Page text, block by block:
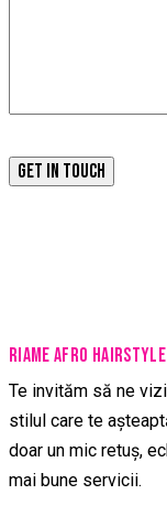
RIAME AFRO HAIRSTYLE
Te invităm să ne
stilul care te
doar un mic retuș,
mai bune servicii.